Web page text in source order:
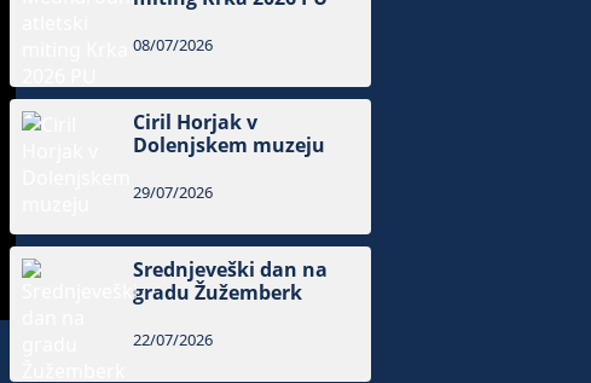
08/07/2026
Ciril Horjak v
Dolenjskem muzeju
29/07/2026
Srednjeveški dan na
gradu Žužemberk
22/07/2026